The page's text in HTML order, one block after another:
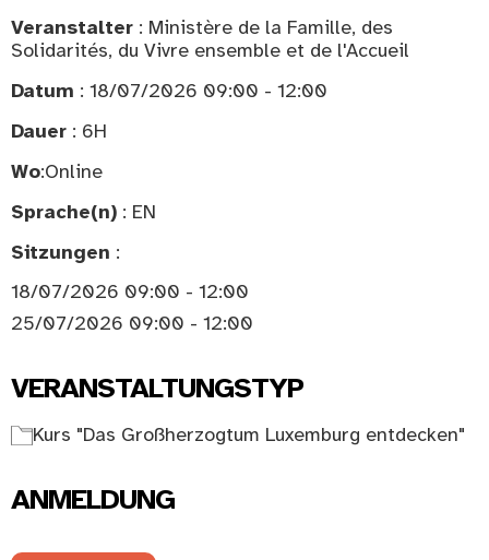
Veranstalter : Ministère de la Famille, des
Solidarités, du Vivre ensemble et de l'Accueil
Datum : 18/07/2026 09:00 - 12:00
Dauer : 6H
Wo:Online
Sprache(n) : EN
Sitzungen :
18/07/2026 09:00 - 12:00
25/07/2026 09:00 - 12:00
VERANSTALTUNGSTYP
Kurs "Das Großherzogtum Luxemburg entdecken"
ANMELDUNG